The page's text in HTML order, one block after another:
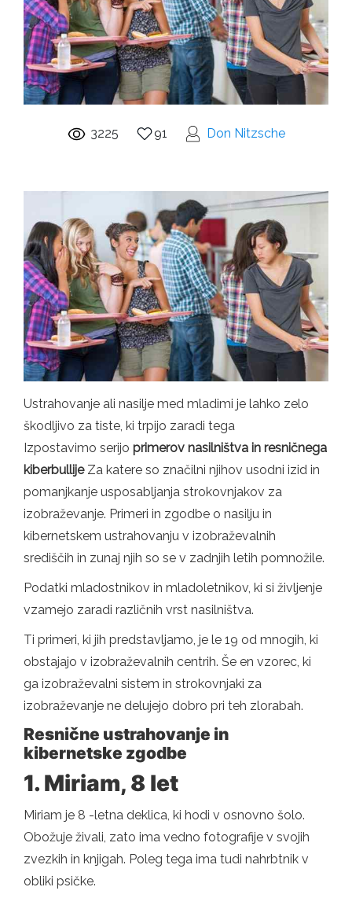
3225 91 Don Nitzsche
Ustrahovanje ali nasilje med mladimi je lahko zelo
škodljivo za tiste, ki trpijo zaradi tega
Izpostavimo serijo primerov nasilništva in resničnega
kiberbullijeZa katere so značilni njihov usodni izid in
pomanjkanje usposabljanja strokovnjakov za
izobraževanje. Primeri in zgodbe o nasilju in
kibernetskem ustrahovanju v izobraževalnih
središčih in zunaj njih so se v zadnjih letih pomnožile.
Podatki mladostnikov in mladoletnikov, ki si življenje
vzamejo zaradi različnih vrst nasilništva.
Ti primeri, ki jih predstavljamo, je le 19 od mnogih, ki
obstajajo v izobraževalnih centrih. Še en vzorec, ki
ga izobraževalni sistem in strokovnjaki za
izobraževanje ne delujejo dobro pri teh zlorabah.
Resnične ustrahovanje in
kibernetske zgodbe
1. Miriam, 8 let
Miriam je 8 -letna deklica, ki hodi v osnovno šolo.
Obožuje živali, zato ima vedno fotografije v svojih
zvezkih in knjigah. Poleg tega ima tudi nahrbtnik v
obliki psičke.